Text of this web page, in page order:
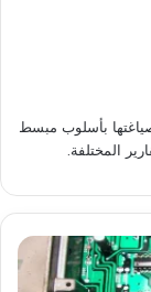
بأسلوب مبسط
المختلفة.